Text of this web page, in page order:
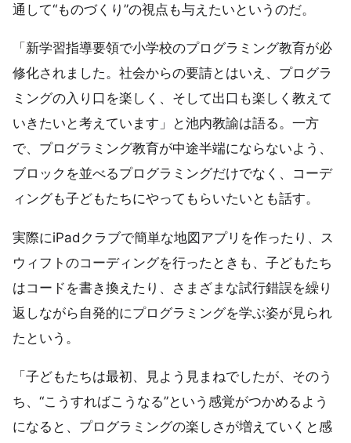
通して“ものづくり”の視点も与えたいというのだ。
「新学習指導要領で小学校のプログラミング教育が必
修化されました。社会からの要請とはいえ、プログラ
ミングの入り口を楽しく、そして出口も楽しく教えて
いきたいと考えています」と池内教諭は語る。一方
で、プログラミング教育が中途半端にならないよう、
ブロックを並べるプログラミングだけでなく、コーデ
ィングも子どもたちにやってもらいたいとも話す。
実際にiPadクラブで簡単な地図アプリを作ったり、ス
ウィフトのコーディングを行ったときも、子どもたち
はコードを書き換えたり、さまざまな試行錯誤を繰り
返しながら自発的にプログラミングを学ぶ姿が見られ
たという。
「子どもたちは最初、見よう見まねでしたが、そのう
ち、“こうすればこうなる”という感覚がつかめるよう
になると、プログラミングの楽しさが増えていくと感